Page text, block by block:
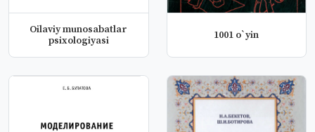
Oilaviy munosabatlar
psixologiyasi
1001 o`yin